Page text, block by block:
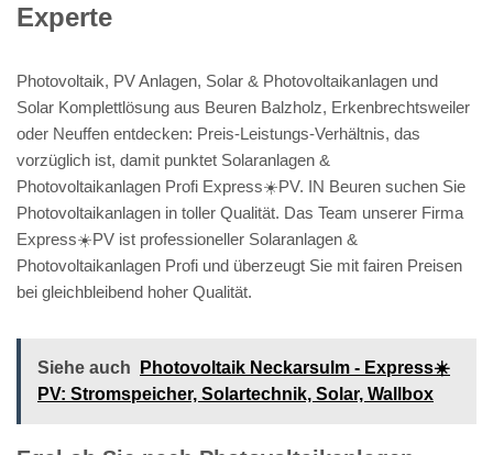
Experte
Photovoltaik, PV Anlagen, Solar & Photovoltaikanlagen und
Solar Komplettlösung aus Beuren Balzholz, Erkenbrechtsweiler
oder Neuffen entdecken: Preis-Leistungs-Verhältnis, das
vorzüglich ist, damit punktet Solaranlagen &
Photovoltaikanlagen Profi Express☀️PV️. IN Beuren suchen Sie
Photovoltaikanlagen in toller Qualität. Das Team unserer Firma
Express☀️PV️ ist professioneller Solaranlagen &
Photovoltaikanlagen Profi und überzeugt Sie mit fairen Preisen
bei gleichbleibend hoher Qualität.
Siehe auch
Photovoltaik Neckarsulm - Express☀️
PV️: Stromspeicher, Solartechnik, Solar, Wallbox